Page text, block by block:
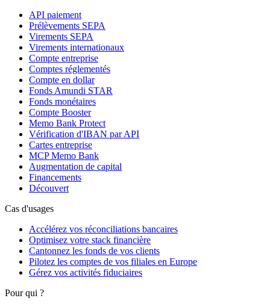
API paiement
Prélèvements SEPA
Virements SEPA
Virements internationaux
Compte entreprise
Comptes réglementés
Compte en dollar
Fonds Amundi STAR
Fonds monétaires
Compte Booster
Memo Bank Protect
Vérification d'IBAN par API
Cartes entreprise
MCP Memo Bank
Augmentation de capital
Financements
Découvert
Cas d'usages
Accélérez vos réconciliations bancaires
Optimisez votre stack financière
Cantonnez les fonds de vos clients
Pilotez les comptes de vos filiales en Europe
Gérez vos activités fiduciaires
Pour qui ?